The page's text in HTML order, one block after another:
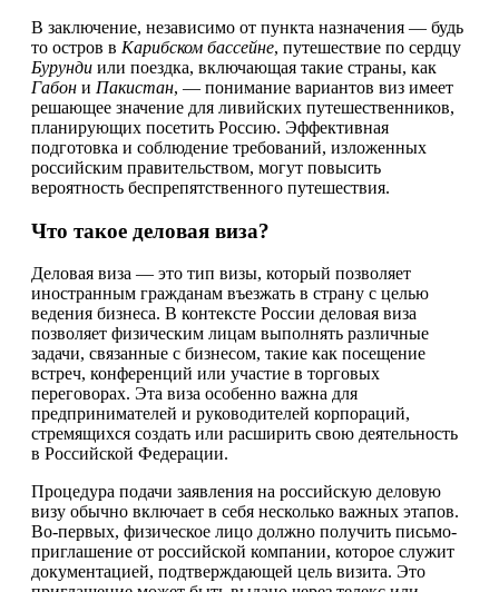
В заключение, независимо от пункта назначения — будь
то остров в Карибском бассейне, путешествие по сердцу
Бурунди или поездка, включающая такие страны, как
Габон и Пакистан, — понимание вариантов виз имеет
решающее значение для ливийских путешественников,
планирующих посетить Россию. Эффективная
подготовка и соблюдение требований, изложенных
российским правительством, могут повысить
вероятность беспрепятственного путешествия.
Что такое деловая виза?
Деловая виза — это тип визы, который позволяет
иностранным гражданам въезжать в страну с целью
ведения бизнеса. В контексте России деловая виза
позволяет физическим лицам выполнять различные
задачи, связанные с бизнесом, такие как посещение
встреч, конференций или участие в торговых
переговорах. Эта виза особенно важна для
предпринимателей и руководителей корпораций,
стремящихся создать или расширить свою деятельность
в Российской Федерации.
Процедура подачи заявления на российскую деловую
визу обычно включает в себя несколько важных этапов.
Во-первых, физическое лицо должно получить письмо-
приглашение от российской компании, которое служит
документацией, подтверждающей цель визита. Это